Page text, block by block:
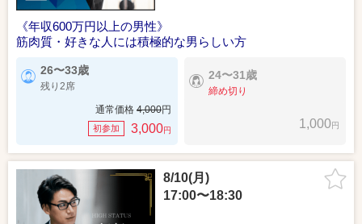
《年収600万円以上の男性》
筋肉質・好きな人には積極的な男らしい方
26〜33歳
残り2席
通常価格 4,000円
初参加 3,000円
24〜31歳
締め切り
1,000円
8/10(月)
17:00〜18:30